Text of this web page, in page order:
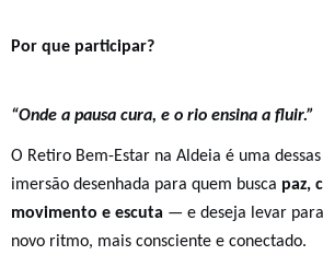
Por que participar?
“Onde a pausa cura, e o rio ensina a fluir.”
O Retiro Bem-Estar na Aldeia é uma
imersão desenhada para quem busca paz,
movimento e escuta — e deseja levar
novo ritmo, mais consciente e conectado.